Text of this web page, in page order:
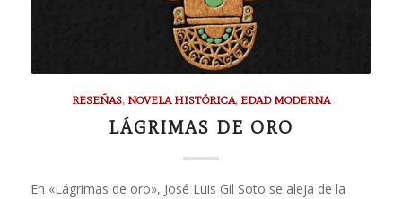
RESEÑAS, NOVELA HISTÓRICA, EDAD MODERNA
LÁGRIMAS DE ORO
En «Lágrimas de oro», José Luis Gil Soto se aleja de la